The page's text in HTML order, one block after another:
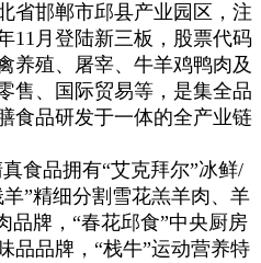
省邯郸市邱县产业园区，注
11月登陆新三板，股票代码
养殖、屠宰、牛羊鸡鸭肉及
售、国际贸易等，是集全品
食品研发于一体的全产业链
品拥有“艾克拜尔”冰鲜/
”精细分割雪花羔羊肉、羊
品牌，“春花邱食”中央厨房
品品牌，“栈牛”运动营养特